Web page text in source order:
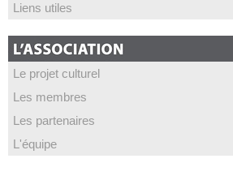
Liens utiles
Le projet culturel
Les membres
Les partenaires
L'équipe